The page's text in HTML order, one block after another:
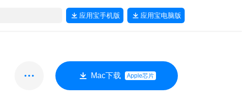
应用宝手机版 应用宝电脑版
Mac下载 Apple芯片